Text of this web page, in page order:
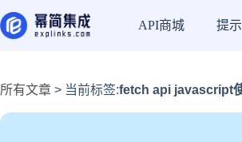
API商城 提
所有文章 > 当前标签:fetch api javascript